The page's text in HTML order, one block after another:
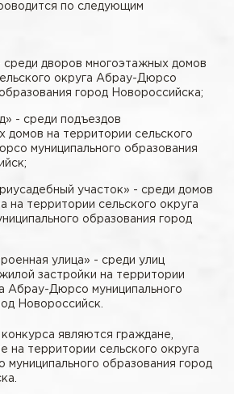
по следующим
дворов многоэтажных домов
округа Абрау-Дюрсо
город Новороссийска;
- среди подъездов
домов на территории сельского
муниципального образования
участок» - среди домов
на территории сельского округа
образования город
улица» - среди улиц
застройки на территории
Абрау-Дюрсо муниципального
Новороссийск.
являются граждане,
на территории сельского округа
образования город